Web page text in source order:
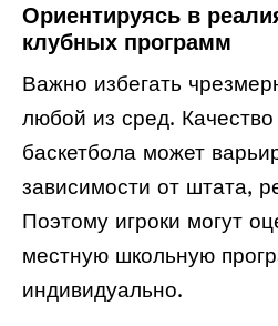
Ориентируясь в
клубных программ
Важно избегать
любой из сред.
баскетбола может
зависимости от штата,
Поэтому игроки могут
местную школьную
индивидуально.